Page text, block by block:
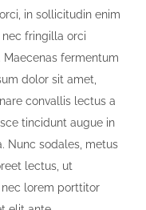
in sollicitudin enim
fringilla orci
fermentum
dolor sit amet,
convallis lectus a
tincidunt augue in
Nunc sodales, metus
lectus, ut
lorem porttitor